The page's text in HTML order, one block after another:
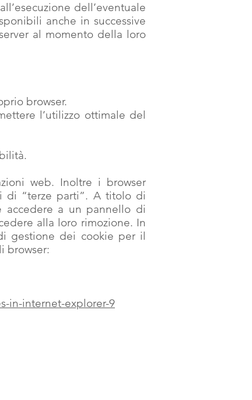
dell’eventuale
anche in successive
al momento della loro
browser.
l’utilizzo ottimale del
web. Inoltre i browser
di “terze parti”. A titolo di
accedere a un pannello di
alla loro rimozione. In
gestione dei cookie per il
browser:
in-internet-explorer-9